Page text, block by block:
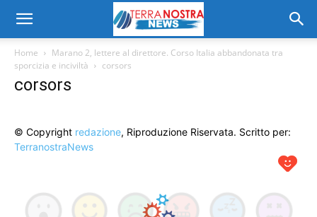
Home
Marano 2, lettere al direttore. Corso Italia abbandonata tra
sporcizia e inciviltà
corsors
corsors
© Copyright redazione, Riproduzione Riservata. Scritto per:
TerranostraNews